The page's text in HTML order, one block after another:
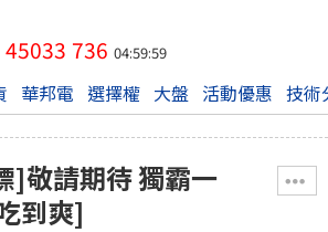
45033 736 04:59:59
華邦電 選擇權 大盤 活動優惠 技術
]敬請期待 獨霸一
到爽]